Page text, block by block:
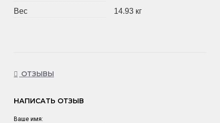
Вес
14.93 кг
ОТЗЫВЫ
НАПИСАТЬ ОТЗЫВ
Ваше имя: